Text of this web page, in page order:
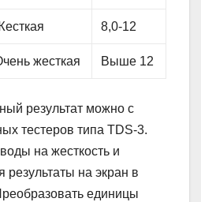
8,0-12
жесткая Выше 12
результат можно с
тестеров типа TDS-3.
на жесткость и
результаты на экран в
единицы